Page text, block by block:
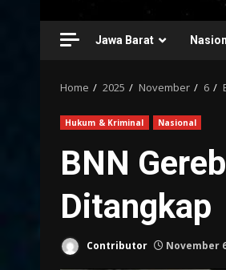
Jawa Barat
Home 2025 November 6
Hukum & Kriminal Nasional
BNN
Ditangkap
Contributor November